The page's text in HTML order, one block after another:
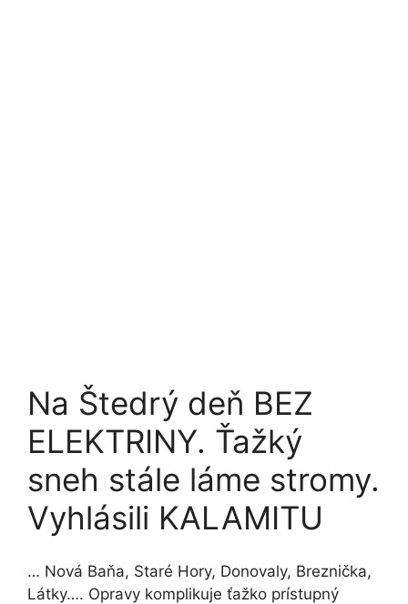
Na Štedrý deň BEZ
ELEKTRINY. Ťažký
sneh stále láme stromy.
Vyhlásili KALAMITU
… Nová Baňa, Staré Hory, Donovaly, Breznička,
Látky…. Opravy komplikuje ťažko prístupný